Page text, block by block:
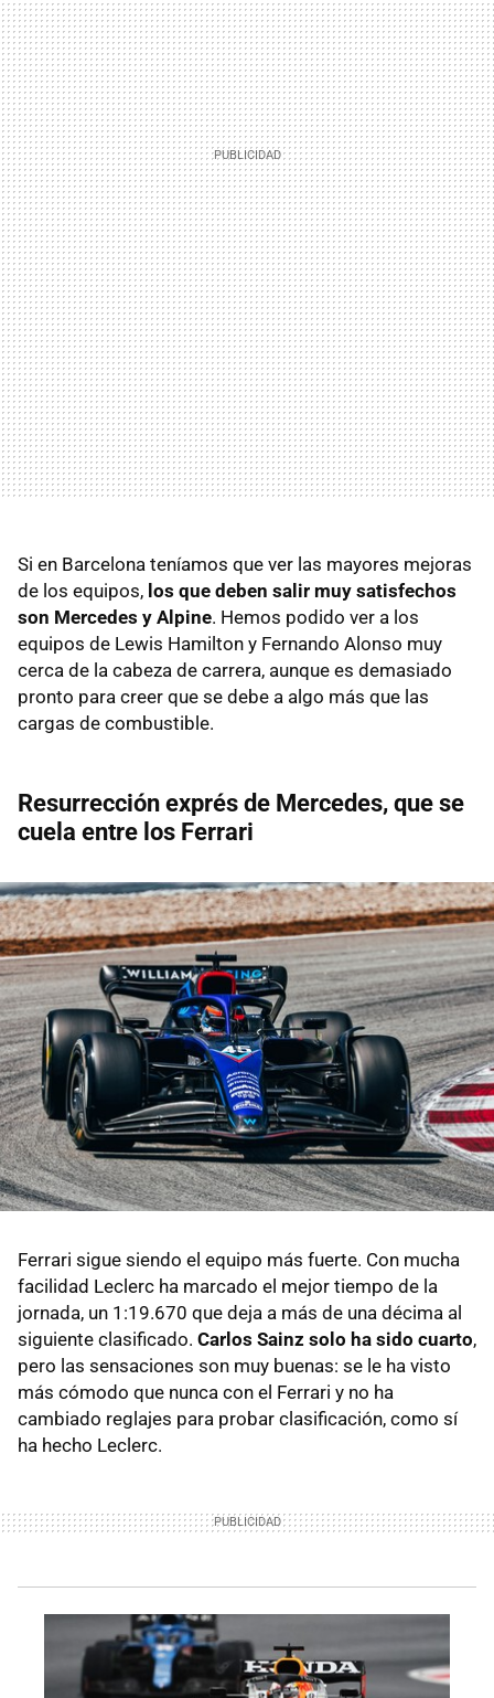
Si en Barcelona teníamos que ver las mayores mejoras
de los equipos, los que deben salir muy satisfechos
son Mercedes y Alpine. Hemos podido ver a los
equipos de Lewis Hamilton y Fernando Alonso muy
cerca de la cabeza de carrera, aunque es demasiado
pronto para creer que se debe a algo más que las
cargas de combustible.
Resurrección exprés de Mercedes, que se
cuela entre los Ferrari
Ferrari sigue siendo el equipo más fuerte. Con mucha
facilidad Leclerc ha marcado el mejor tiempo de la
jornada, un 1:19.670 que deja a más de una décima al
siguiente clasificado. Carlos Sainz solo ha sido cuarto,
pero las sensaciones son muy buenas: se le ha visto
más cómodo que nunca con el Ferrari y no ha
cambiado reglajes para probar clasificación, como sí
ha hecho Leclerc.